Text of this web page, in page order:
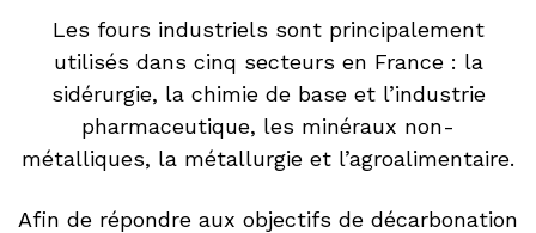
Les fours industriels sont principalement
utilisés dans cinq secteurs en France : la
sidérurgie, la chimie de base et l’industrie
pharmaceutique, les minéraux non-
métalliques, la métallurgie et l’agroalimentaire.
Afin de répondre aux objectifs de décarbonation